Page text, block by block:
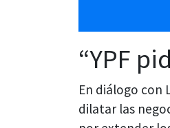
“YPF
En diálogo con
dilatar las